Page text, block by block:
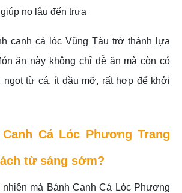
no lâu đến trưa
canh cá lóc Vũng Tàu trở thành lựa
ăn này không chỉ dễ ăn mà còn có
ngọt từ cá, ít dầu mỡ, rất hợp để khởi
Canh Cá Lóc Phương Trang
từ sáng sớm?
nhiên mà Bánh Canh Cá Lóc Phương